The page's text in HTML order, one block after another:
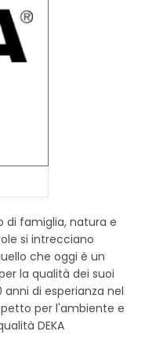
di famiglia, natura e
si intrecciano
che oggi è un
la qualità dei suoi
anni di esperianza nel
per l'ambiente e
DEKA